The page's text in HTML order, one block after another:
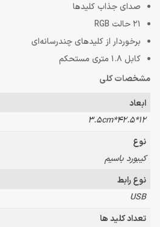
صدای جذاب کلیدها
21 حالت RGB
برخوردار از کلیدهای چندرسانه‌ای
کابل 1.8 متری مستحکم
مشخصات کلی
ابعاد
12*42.5*3.5cm
نوع
کیبورد باسیم
نوع رابط
USB
تعداد کلید ها